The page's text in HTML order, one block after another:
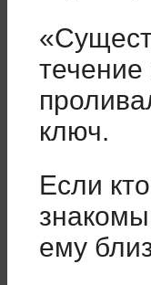
ключ.
Если
ему